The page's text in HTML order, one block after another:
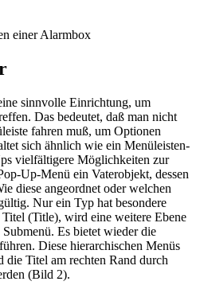
einer Alarmbox
sinnvolle Einrichtung, um
Das bedeutet, daß man nicht
fahren muß, um Optionen
sich ähnlich wie ein Menüleisten-
vielfältigere Möglichkeiten zur
Up-Menü ein Vaterobjekt, dessen
diese angeordnet oder welchen
Nur ein Typ hat besondere
(Title), wird eine weitere Ebene
Es bietet wieder die
Diese hierarchischen Menüs
die Titel am rechten Rand durch
(Bild 2).